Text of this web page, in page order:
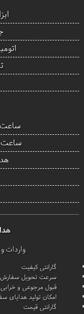
ساعت
ساعت
واردات
گارانتی کیفیت
سرعت تحویل سفارش
قبول مرجوعی و خرابی
امکان تولید هدایای
گارانتی قیمت